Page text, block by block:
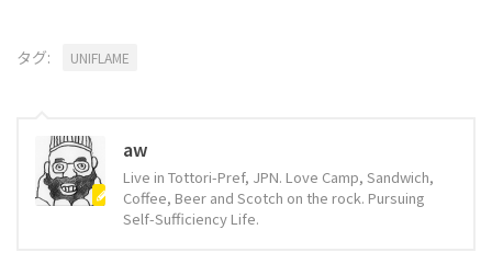
タグ: UNIFLAME
aw
Live in Tottori-Pref, JPN. Love Camp, Sandwich,
Coffee, Beer and Scotch on the rock. Pursuing
Self-Sufficiency Life.